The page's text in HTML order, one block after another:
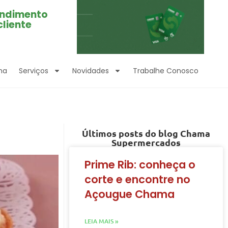
Serviços Novidades Trabalhe Conosco
Últimos posts do blog Chama
Supermercados
Prime Rib: conheça o
corte e encontre no
Açougue Chama
LEIA MAIS »